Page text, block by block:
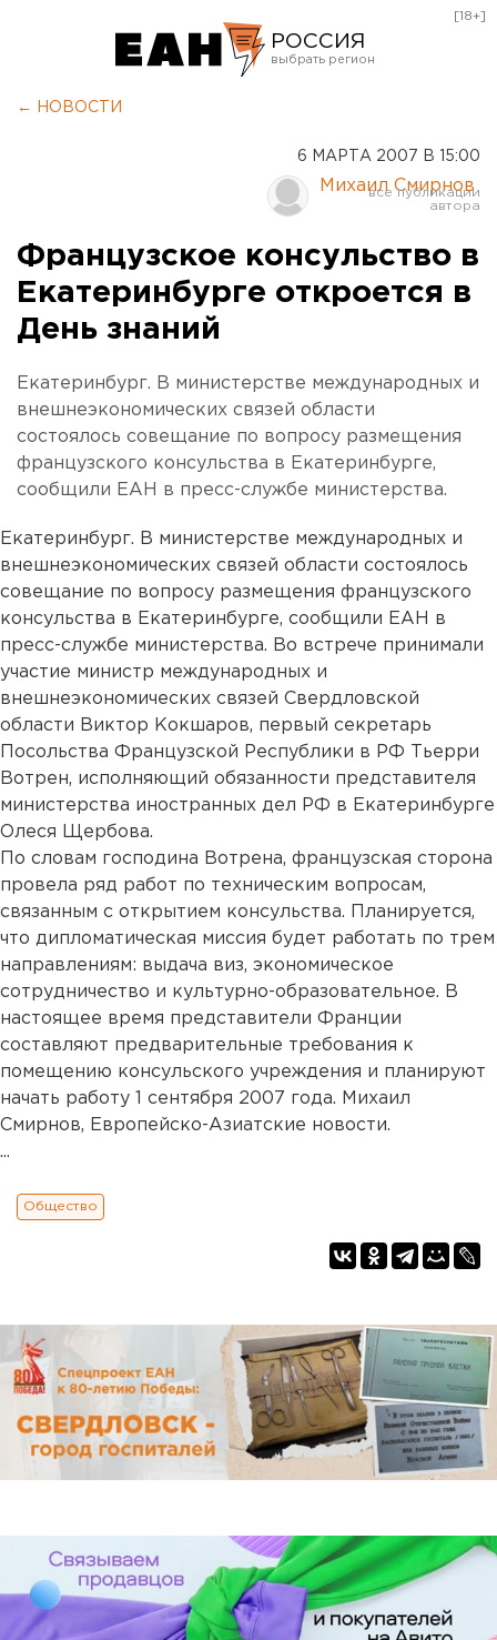
РОССИЯ
Курган
Оренбург
[18+]
← НОВОСТИ
6 МАРТА 2007 В 15:00
Михаил Смирнов
Французское консульство в
Екатеринбурге откроется в
День знаний
Екатеринбург. В министерстве международных и
внешнеэкономических связей области
состоялось совещание по вопросу размещения
французского консульства в Екатеринбурге,
сообщили ЕАН в пресс-службе министерства.
Екатеринбург. В министерстве международных и
внешнеэкономических связей области состоялось
совещание по вопросу размещения французского
консульства в Екатеринбурге, сообщили ЕАН в
пресс-службе министерства. Во встрече принимали
участие министр международных и
внешнеэкономических связей Свердловской
области Виктор Кокшаров, первый секретарь
Посольства Французской Республики в РФ Тьерри
Вотрен, исполняющий обязанности представителя
министерства иностранных дел РФ в Екатеринбурге
Олеся Щербова.
По словам господина Вотрена, французская сторона
провела ряд работ по техническим вопросам,
связанным с открытием консульства. Планируется,
что дипломатическая миссия будет работать по трем
направлениям: выдача виз, экономическое
сотрудничество и культурно-образовательное. В
настоящее время представители Франции
составляют предварительные требования к
помещению консульского учреждения и планируют
начать работу 1 сентября 2007 года. Михаил
Смирнов, Европейско-Азиатские новости.
...
Общество